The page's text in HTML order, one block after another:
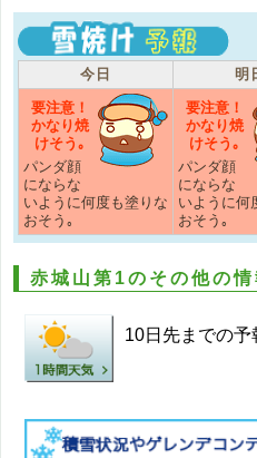
今日
明
要注意！
かなり焼
けそう｡
パンダ顔
にならな
いように何度も塗りな
おそう｡
要注意！
かなり焼
けそう｡
パンダ顔
にならな
いように何
おそう｡
赤城山第1のその他の情
10日先までの予